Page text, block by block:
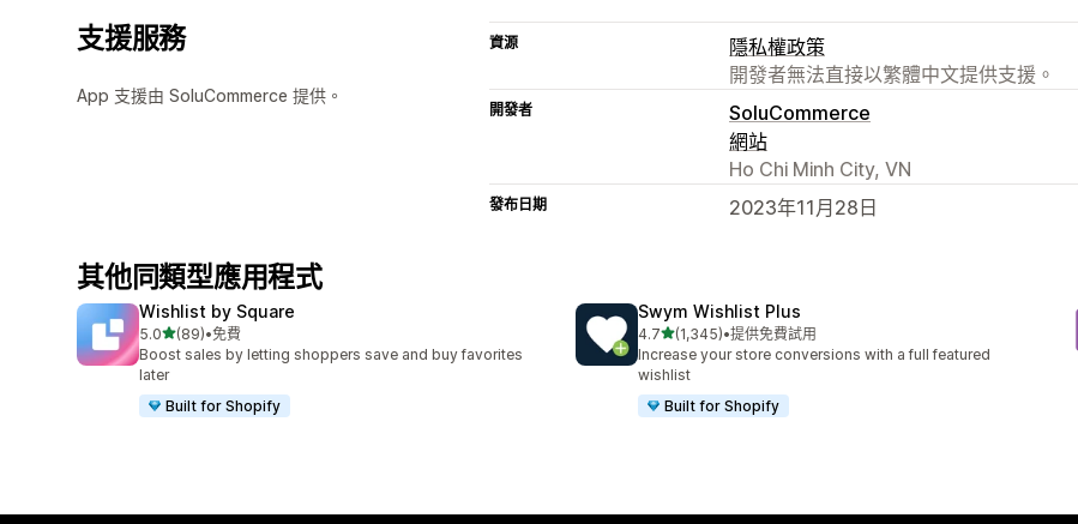
支援服務
App 支援由 SoluCommerce 提供。
資源
隱私權政策
開發者無法直接以繁體中文提供支援。
開發者
SoluCommerce
網站
Ho Chi Minh City, VN
發布日期 2023年11月28日
其他同類型應用程式
Wishlist by Square
5.0滿分 5 顆星
(89)
共有 89 則評價
•免費
Boost sales by letting shoppers save and buy favorites
later
Built for Shopify
Swym Wishlist Plus
4.7滿分 5 顆星
(1,345)
共有 1345 則評價
•提供免費試用
Increase your store conversions with a full featured
wishlist
Built for Shopify